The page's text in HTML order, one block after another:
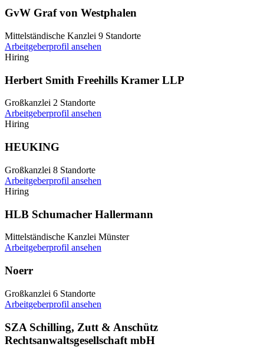
GvW Graf von Westphalen
Mittelständische Kanzlei 9 Standorte
Arbeitgeberprofil ansehen
Hiring
Herbert Smith Freehills Kramer LLP
Großkanzlei 2 Standorte
Arbeitgeberprofil ansehen
Hiring
HEUKING
Großkanzlei 8 Standorte
Arbeitgeberprofil ansehen
Hiring
HLB Schumacher Hallermann
Mittelständische Kanzlei Münster
Arbeitgeberprofil ansehen
Noerr
Großkanzlei 6 Standorte
Arbeitgeberprofil ansehen
SZA Schilling, Zutt & Anschütz
Rechtsanwaltsgesellschaft mbH